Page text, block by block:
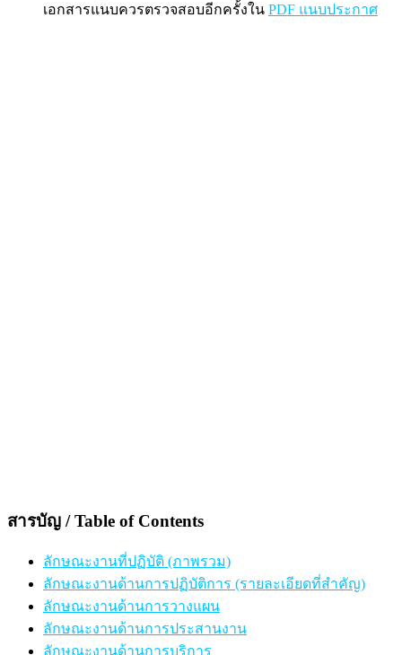
เอกสารแนบควรตรวจสอบอีกครั้งใน PDF แนบประกาศ
สารบัญ / Table of Contents
ลักษณะงานที่ปฏิบัติ (ภาพรวม)
ลักษณะงานด้านการปฏิบัติการ (รายละเอียดที่สำคัญ)
ลักษณะงานด้านการวางแผน
ลักษณะงานด้านการประสานงาน
ลักษณะงานด้านการบริการ